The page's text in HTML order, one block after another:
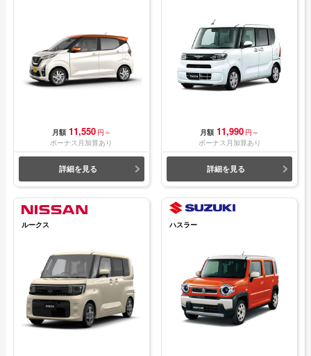
月額 11,550 円～
ボーナス月加算あり
詳細を見る
月額 11,990 円～
ボーナス月加算あり
詳細を見る
ルークス ハスラー